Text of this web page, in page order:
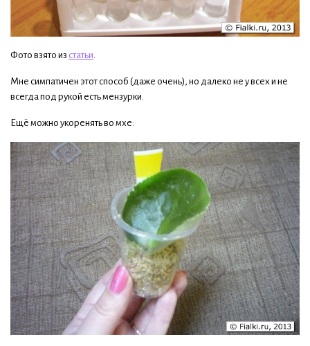
Фото взято из статьи.
Мне симпатичен этот способ (даже очень), но далеко не у всех и не
всегда под рукой есть мензурки.
Ещё можно укоренять во мхе: